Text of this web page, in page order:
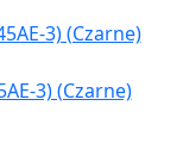
3) (Czarne)